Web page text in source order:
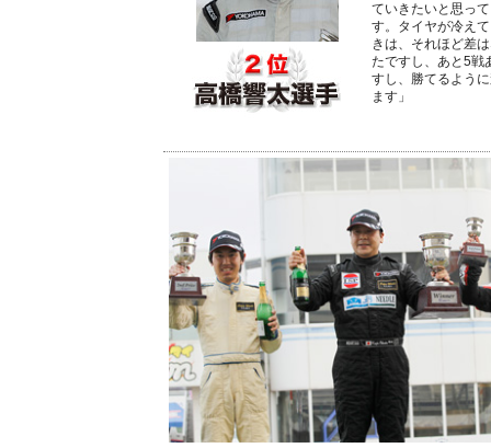
ていきたいと思っ
す。タイヤが冷え
きは、それほど差
たですし、あと5戦
すし、勝てるよう
ます」